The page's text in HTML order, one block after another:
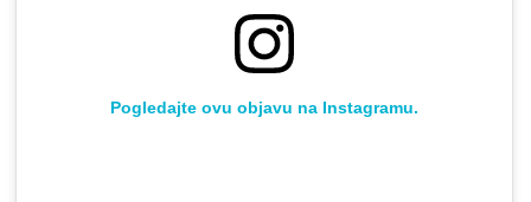
Pogledajte ovu objavu na Instagramu.